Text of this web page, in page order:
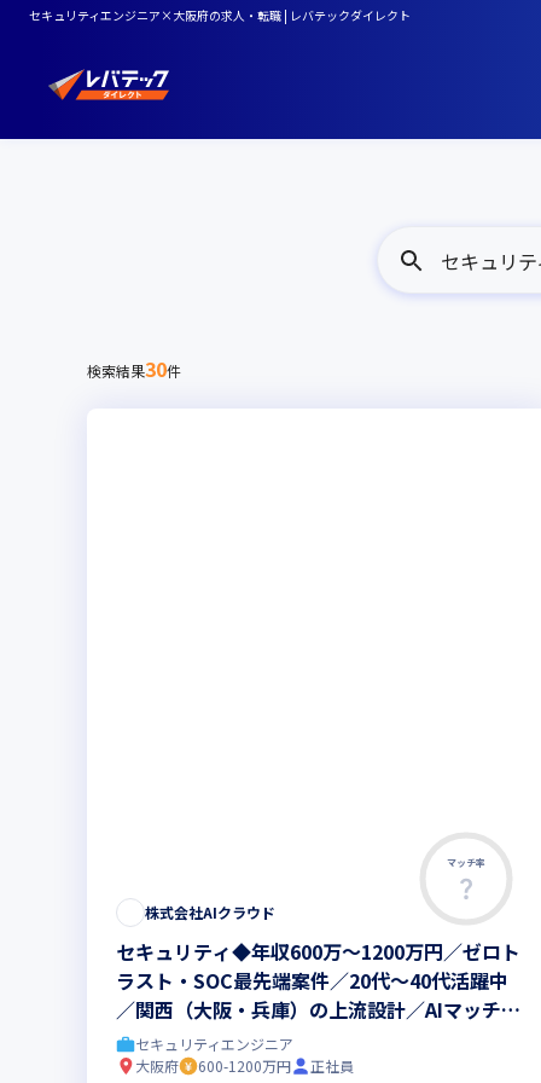
セキュリティエンジニア×大阪府の求人・転職 | レバテックダイレクト
セキュリ
検索結果30件
マッチ率
株式会社AIクラウド
セキュリティ◆年収600万～1200万円／ゼロト
ラスト・SOC最先端案件／20代～40代活躍中
／関西（大阪・兵庫）の上流設計／AIマッチン
グセキュリティエンジニア
大阪府
600-1200万円 正社員